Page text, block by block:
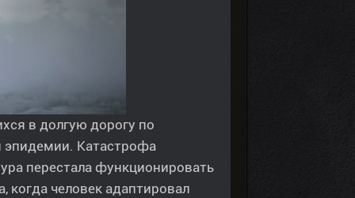
в долгую дорогу по
эпидемии. Катастрофа
перестала функционировать
человек адаптировал